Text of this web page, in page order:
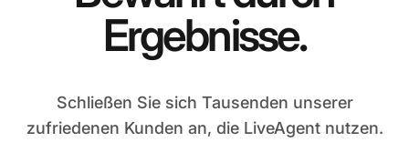
Ergebnisse.
Schließen Sie sich Tausenden unserer
zufriedenen Kunden an, die LiveAgent nutzen.